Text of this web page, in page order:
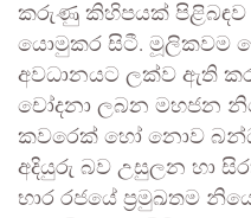
කරුණු කිහිපයක් පිළිබඳව
යොමුකර සිටී. මූලිකවම
අවධානයට ලක්ව ඇති
චෝදනා ලබන මහජන
කවරෙක් හෝ නොව
අදියුරු බව උසුලන හා
භාර රජයේ ප්‍රමුඛතම